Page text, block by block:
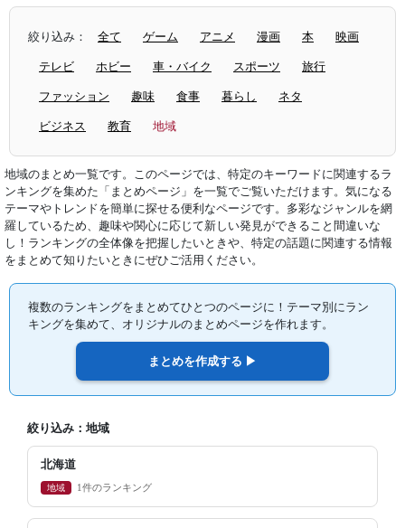
絞り込み： 全て ゲーム アニメ 漫画 本 映画
テレビ ホビー 車・バイク スポーツ 旅行
ファッション 趣味 食事 暮らし ネタ
ビジネス 教育 地域
地域のまとめ一覧です。このページでは、特定のキーワードに関連するラ
ンキングを集めた「まとめページ」を一覧でご覧いただけます。気になる
テーマやトレンドを簡単に探せる便利なページです。多彩なジャンルを網
羅しているため、趣味や関心に応じて新しい発見ができること間違いな
し！ランキングの全体像を把握したいときや、特定の話題に関連する情報
をまとめて知りたいときにぜひご活用ください。
複数のランキングをまとめてひとつのページに！テーマ別にラン
キングを集めて、オリジナルのまとめページを作れます。
絞り込み：地域
北海道
地域 1件のランキング